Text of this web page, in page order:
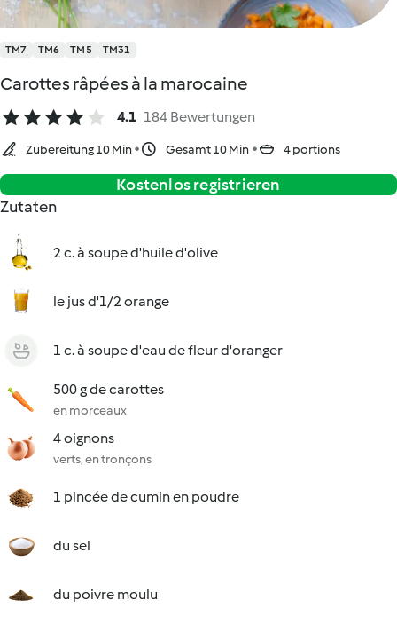
TM7 TM6 TM5 TM31
Carottes râpées à la marocaine
4.1 184 Bewertungen
Zubereitung 10 Min Gesamt 10 Min 4 portions
Kostenlos registrieren
Zutaten
2 c. à soupe d'huile d'olive
le jus d'1/2 orange
1 c. à soupe d'eau de fleur d'oranger
500 g de carottes
en morceaux
4 oignons
verts, en tronçons
1 pincée de cumin en poudre
du sel
du poivre moulu